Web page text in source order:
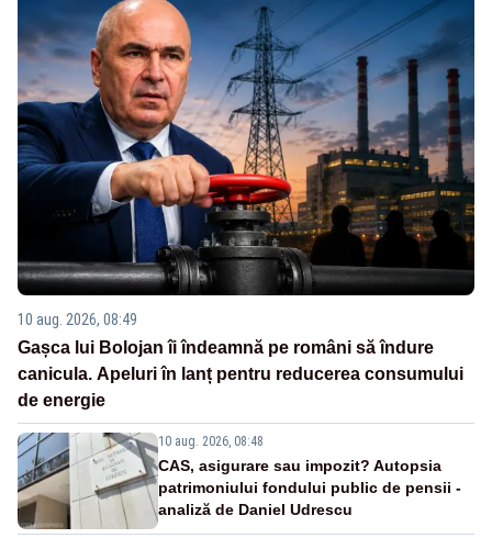
10 aug. 2026, 08:49
Gașca lui Bolojan îi îndeamnă pe români să îndure
canicula. Apeluri în lanț pentru reducerea consumului
de energie
10 aug. 2026, 08:48
CAS, asigurare sau impozit? Autopsia
patrimoniului fondului public de pensii -
analiză de Daniel Udrescu